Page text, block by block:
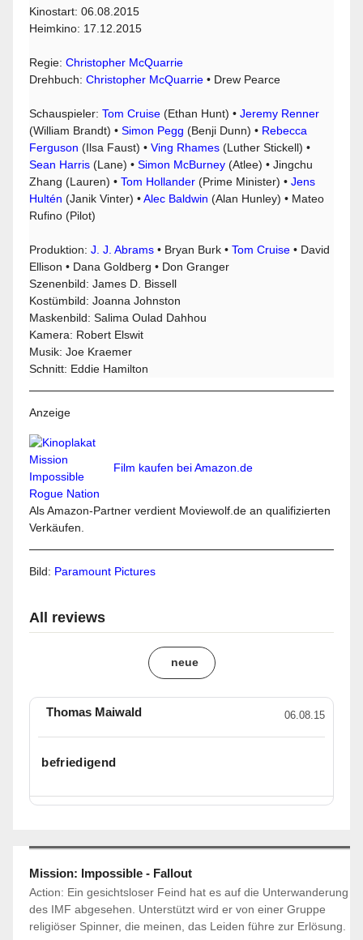
Kinostart: 06.08.2015
Heimkino: 17.12.2015
Regie:Christopher McQuarrie
Drehbuch:Christopher McQuarrie • Drew Pearce
Schauspieler:Tom Cruise (Ethan Hunt) •Jeremy Renner
(William Brandt) •Simon Pegg (Benji Dunn) • Rebecca
Ferguson (Ilsa Faust) •Ving Rhames (Luther Stickell) •
Sean Harris (Lane) •Simon McBurney (Atlee) • Jingchu
Zhang (Lauren) •Tom Hollander (Prime Minister) •Jens
Hultén (Janik Vinter) •Alec Baldwin (Alan Hunley) • Mateo
Rufino (Pilot)
Produktion:J. J. Abrams • Bryan Burk •Tom Cruise • David
Ellison • Dana Goldberg • Don Granger
Szenenbild: James D. Bissell
Kostümbild: Joanna Johnston
Maskenbild: Salima Oulad Dahhou
Kamera: Robert Elswit
Musik: Joe Kraemer
Schnitt: Eddie Hamilton
Anzeige
Film kaufen bei Amazon.de
Als Amazon-Partner verdient Moviewolf.de an qualifizierten
Verkäufen.
Bild: Paramount Pictures
All reviews
neue
Thomas Maiwald 06.08.15
befriedigend
Mission: Impossible - Fallout
Action: Ein gesichtsloser Feind hat es auf die Unterwanderung
des IMF abgesehen. Unterstützt wird er von einer Gruppe
religiöser Spinner, die meinen, das Leiden führe zur Erlösung.